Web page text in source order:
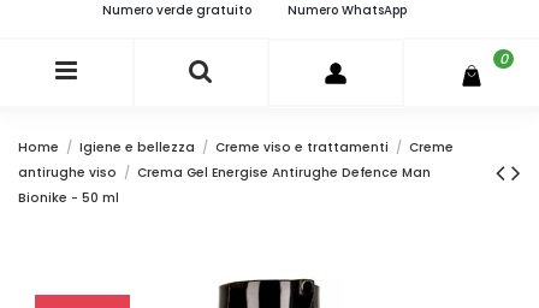
Numero verde gratuito Numero WhatsApp
0
Home Igiene e bellezza Creme viso e trattamenti
Creme
antirughe viso
Crema Gel Energise Antirughe Defence Man
Bionike - 50 ml